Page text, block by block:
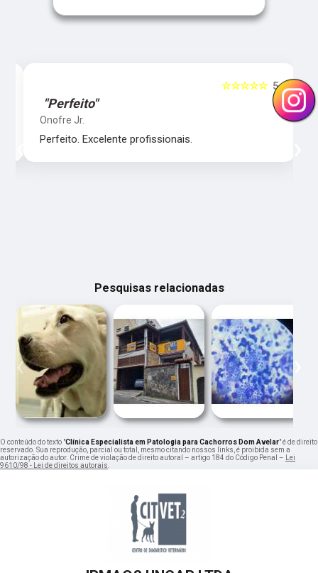
5
☆☆☆☆☆
"Perfeito"
Onofre Jr.
Perfeito. Excelente profissionais.
‹
Pesquisas relacionadas
‹ ›
O conteúdo do texto "Clínica Especialista em Patologia para Cachorros Dom Avelar" é de direito
reservado. Sua reprodução, parcial ou total, mesmo citando nossos links, é proibida sem a
autorização do autor. Crime de violação de direito autoral – artigo 184 do Código Penal –
Lei
9610/98 - Lei de direitos autorais